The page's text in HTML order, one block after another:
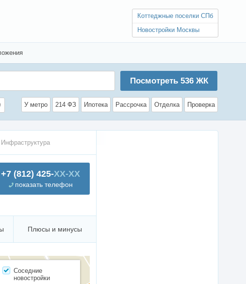
Коттеджные поселки СПб
Новостройки Москвы
Посмотреть 536ЖК
У метро 214 ФЗ Ипотека Рассрочка Отделка Проверка
Инфраструктура
+7 (812) 425-XX-XX
показать телефон
Плюсы и минусы
Соседние
новостройки